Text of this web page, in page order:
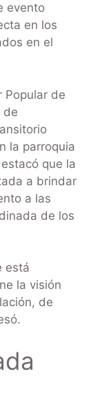
evento
en los
en el
Popular de
de
la parroquia
que la
a brindar
a las
de los
está
la visión
de